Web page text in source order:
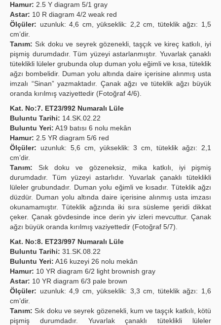
Hamur: 2.5 Y diagram 5/1 gray
Astar: 10 R diagram 4/2 weak red
Ölçüler: uzunluk: 4,6 cm, yükseklik: 2,2 cm, tüteklik ağzı: 1,5
cm’dir.
Tanım: Sık doku ve seyrek gözenekli, taşçık ve kireç katkılı, iyi
pişmiş durumdadır. Tüm yüzeyi astarlanmıştır. Yuvarlak çanaklı
tüteklikli lüleler grubunda olup duman yolu eğimli ve kısa, tüteklik
ağzı bombelidir. Duman yolu altında daire içerisine alınmış usta
imzalı “Sinan” yazmaktadır. Çanak ağzı ve tüteklik ağzı büyük
oranda kırılmış vaziyettedir (Fotoğraf 4/6).
Kat. No:7. ET23/992 Numaralı Lüle
Buluntu Tarihi: 14.SK.02.22
Buluntu Yeri: A19 batısı 6 nolu mekân
Hamur: 2.5 YR diagram 5/6 red
Ölçüler: uzunluk: 5,6 cm, yükseklik: 3 cm, tüteklik ağzı: 2,1
cm’dir.
Tanım: Sık doku ve gözeneksiz, mika katkılı, iyi pişmiş
durumdadır. Tüm yüzeyi astarlıdır. Yuvarlak çanaklı tüteklikli
lüleler grubundadır. Duman yolu eğimli ve kısadır. Tüteklik ağzı
düzdür. Duman yolu altında daire içerisine alınmış usta imzası
okunamamıştır. Tüteklik ağzında iki sıra süsleme şeridi dikkat
çeker. Çanak gövdesinde ince derin yiv izleri mevcuttur. Çanak
ağzı büyük oranda kırılmış vaziyettedir (Fotoğraf 5/7).
Kat. No:8. ET23/997 Numaralı Lüle
Buluntu Tarihi: 31.SK.08.22
Buluntu Yeri: A16 kuzeyi 26 nolu mekân
Hamur: 10 YR diagram 6/2 light brownish gray
Astar: 10 YR diagram 6/3 pale brown
Ölçüler: uzunluk: 4,9 cm, yükseklik: 3,3 cm, tüteklik ağzı: 1,6
cm’dir.
Tanım: Sık doku ve seyrek gözenekli, kum ve taşçık katkılı, kötü
pişmiş durumdadır. Yuvarlak çanaklı tüteklikli lüleler